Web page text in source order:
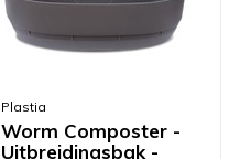
Plastia
Worm Composter -
Uitbreidingsbak -